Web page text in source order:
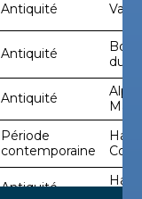
Antiquité Var
Antiquité
du-
Antiquité
Période
contemporaine
Antiquité